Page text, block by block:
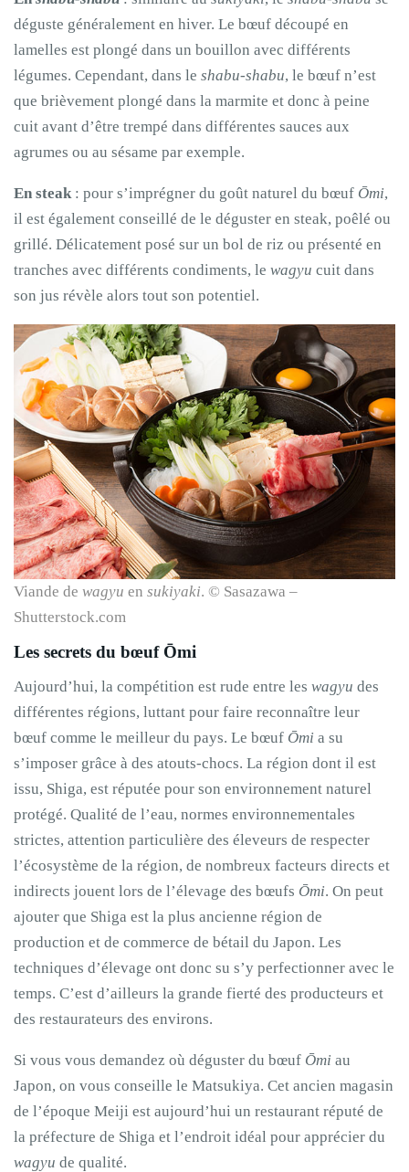
déguste généralement en hiver. Le bœuf découpé en
lamelles est plongé dans un bouillon avec différents
légumes. Cependant, dans le shabu-shabu, le bœuf n’est
que brièvement plongé dans la marmite et donc à peine
cuit avant d’être trempé dans différentes sauces aux
agrumes ou au sésame par exemple.
En steak: pour s’imprégner du goût naturel du bœuf Ōmi,
il est également conseillé de le déguster en steak, poêlé ou
grillé. Délicatement posé sur un bol de riz ou présenté en
tranches avec différents condiments, le wagyu cuit dans
son jus révèle alors tout son potentiel.
Viande de wagyu en sukiyaki. © Sasazawa –
Shutterstock.com
Les secrets du bœuf Ōmi
Aujourd’hui, la compétition est rude entre les wagyu des
différentes régions, luttant pour faire reconnaître leur
bœuf comme le meilleur du pays. Le bœuf Ōmi a su
s’imposer grâce à des atouts-chocs. La région dont il est
issu, Shiga, est réputée pour son environnement naturel
protégé. Qualité de l’eau, normes environnementales
strictes, attention particulière des éleveurs de respecter
l’écosystème de la région, de nombreux facteurs directs et
indirects jouent lors de l’élevage des bœufs Ōmi. On peut
ajouter que Shiga est la plus ancienne région de
production et de commerce de bétail du Japon. Les
techniques d’élevage ont donc su s’y perfectionner avec le
temps. C’est d’ailleurs la grande fierté des producteurs et
des restaurateurs des environs.
Si vous vous demandez où déguster du bœuf Ōmi au
Japon, on vous conseille le Matsukiya. Cet ancien magasin
de l’époque Meiji est aujourd’hui un restaurant réputé de
la préfecture de Shiga et l’endroit idéal pour apprécier du
wagyu de qualité.